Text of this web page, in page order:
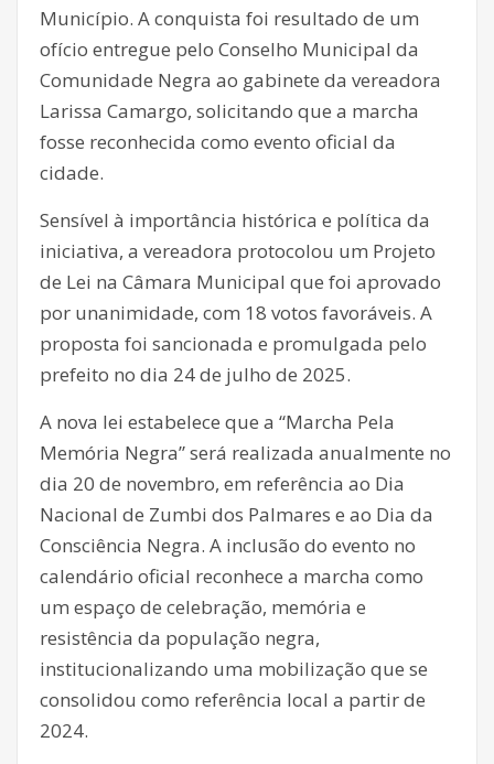
Município. A conquista foi resultado de um
ofício entregue pelo Conselho Municipal da
Comunidade Negra ao gabinete da vereadora
Larissa Camargo, solicitando que a marcha
fosse reconhecida como evento oficial da
cidade.
Sensível à importância histórica e política da
iniciativa, a vereadora protocolou um Projeto
de Lei na Câmara Municipal que foi aprovado
por unanimidade, com 18 votos favoráveis. A
proposta foi sancionada e promulgada pelo
prefeito no dia 24 de julho de 2025.
A nova lei estabelece que a “Marcha Pela
Memória Negra” será realizada anualmente no
dia 20 de novembro, em referência ao Dia
Nacional de Zumbi dos Palmares e ao Dia da
Consciência Negra. A inclusão do evento no
calendário oficial reconhece a marcha como
um espaço de celebração, memória e
resistência da população negra,
institucionalizando uma mobilização que se
consolidou como referência local a partir de
2024.